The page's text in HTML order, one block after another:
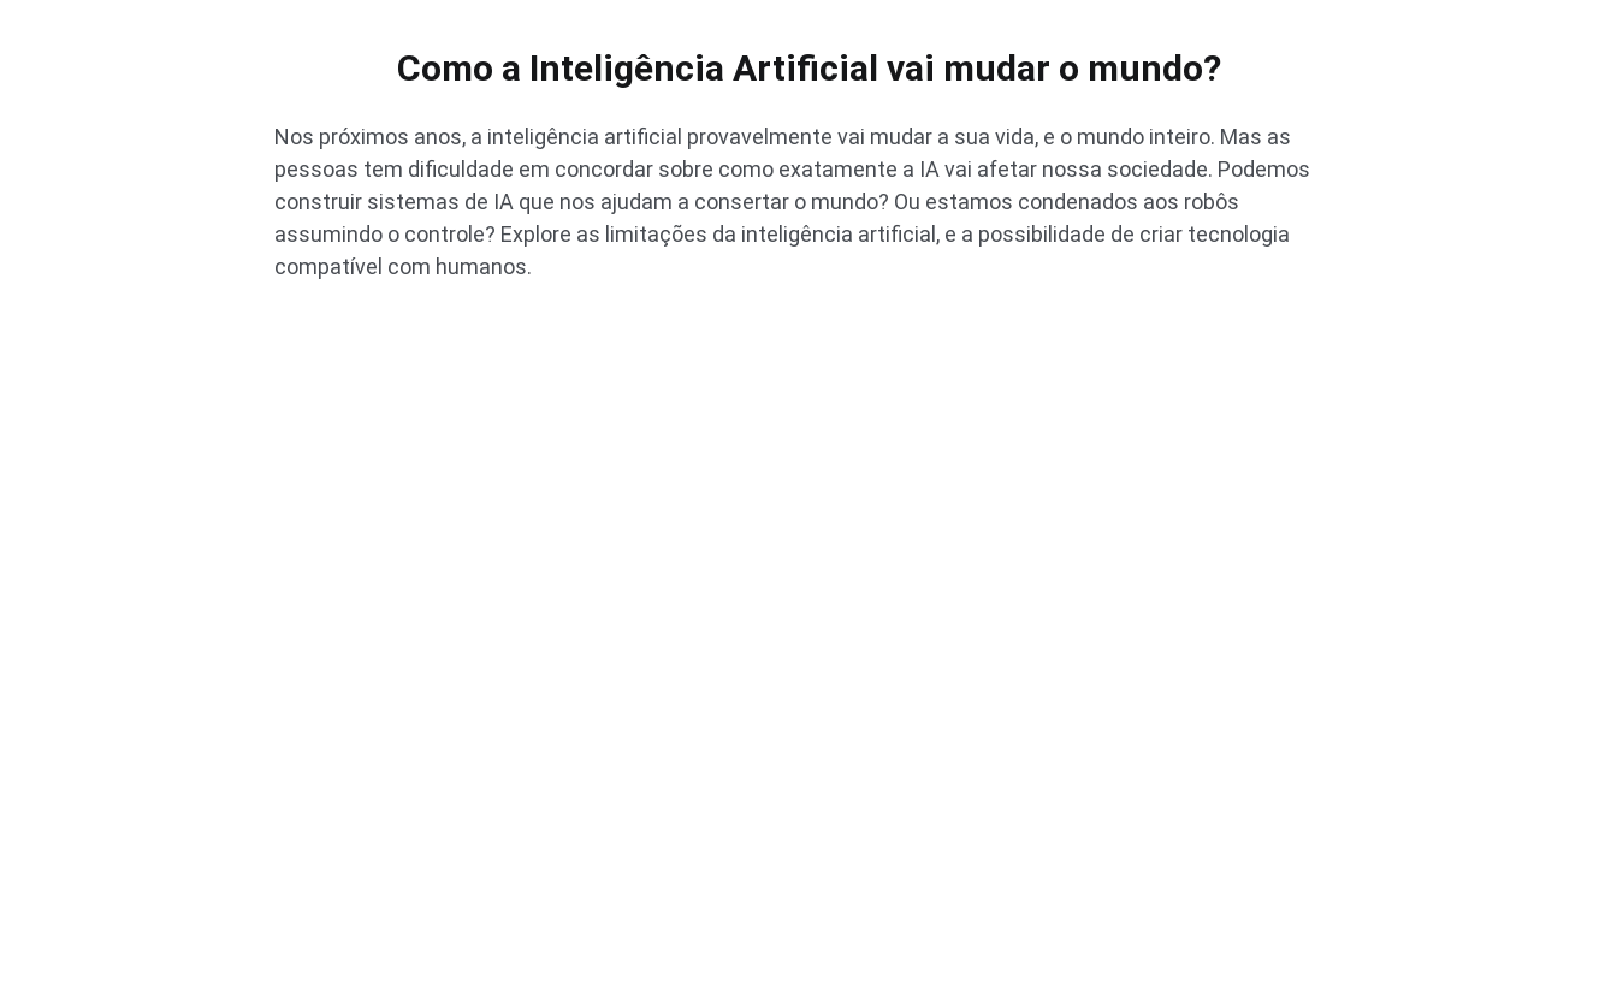
Como a Inteligência Artificial vai mudar o mundo?
Nos próximos anos, a inteligência artificial provavelmente vai mudar a sua vida, e o mundo inteiro. Mas as
pessoas tem dificuldade em concordar sobre como exatamente a IA vai afetar nossa sociedade. Podemos
construir sistemas de IA que nos ajudam a consertar o mundo? Ou estamos condenados aos robôs
assumindo o controle? Explore as limitações da inteligência artificial, e a possibilidade de criar tecnologia
compatível com humanos.